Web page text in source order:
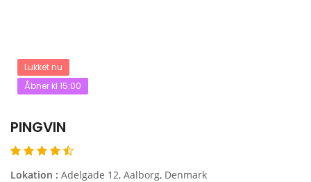
Lukket nu
Åbner kl 15:00
PINGVIN
Lokation : Adelgade 12, Aalborg, Denmark